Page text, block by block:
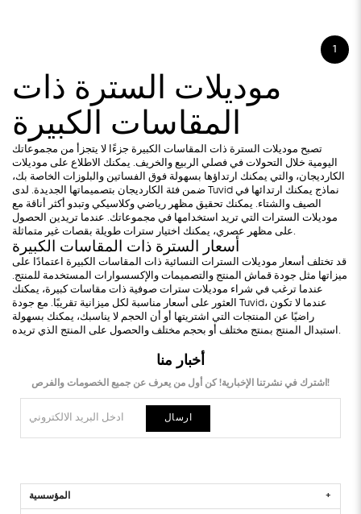
1
موديلات السترة ذات
المقاسات الكبيرة
تصبح موديلات السترة ذات المقاسات الكبيرة جزءًا لا يتجزأ من مجموعاتك
اليومية خلال التحولات في فصلي الربيع والخريف. يمكنك الاطلاع على موديلات
الكارديجان، والتي يمكنك ارتداؤها بسهولة فوق الفساتين والبلوزات الخاصة بك،
ضمن فئة الكارديجان بتصميماتها الجديدة. لدى Tuvid نماذج يمكنك ارتدائها في
الصيف والشتاء. يمكنك تحقيق مظهر رياضي وكلاسيكي وتبدو أكثر أناقة مع
موديلات السترات التي تريد استخدامها في مجموعاتك. عندما تريدين الحصول
على مظهر عصري، يمكنك اختيار سترات طويلة بقصات غير متماثلة.
أسعار السترة ذات المقاسات الكبيرة
قد تختلف أسعار موديلات السترات النسائية ذات المقاسات الكبيرة اعتمادًا على
ميزاتها مثل جودة قماش المنتج والتصميمات والإكسسوارات المستخدمة للمنتج.
عندما ترغب في شراء موديلات سترات صوفية ذات مقاسات كبيرة، يمكنك
العثور على أسعار مناسبة لكل ميزانية تقريبًا. مع جودة Tuvid، عندما لا تكون
راضيًا عن المنتجات التي اشتريتها أو أن الحجم لا يناسبك، يمكنك بسهولة
استبدال المنتج بمنتج مختلف أو بحجم مختلف والحصول على المنتج الذي تريده.
أخبار منا
اشترك في نشرتنا الإخبارية! كن أول من يعرف عن جميع الخصومات والفرص!
ارسال
المؤسسية